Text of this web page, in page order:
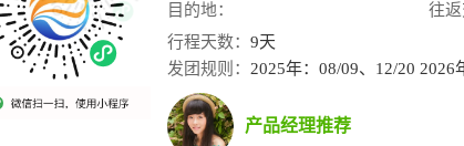
目的地：
往返
行程天数： 9天
发团规则： 2025年：08/09、12/20 2026
产品经理推荐